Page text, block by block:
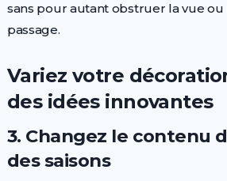
sans pour autant obstruer la vue
passage.
Variez votre
des idées innovantes
3. Changez le contenu
des saisons